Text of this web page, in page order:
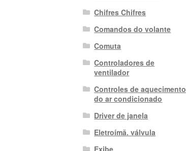
Chifres Chifres
Comandos do volante
Comuta
Controladores de
ventilador
Controles de aquecimento
do ar condicionado
Driver de janela
Eletroímã. válvula
Exibe